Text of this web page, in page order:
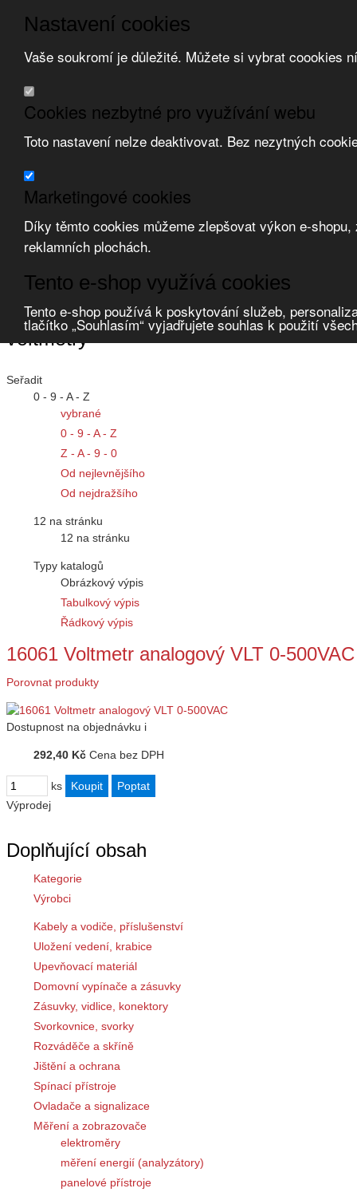
Nastavení cookies
Vaše soukromí je důležité. Můžete si vybrat coookies
Cookies nezbytné pro využívání webu
Toto nastavení nelze deaktivovat. Bez nezytných
Marketingové cookies
Díky těmto cookies můžeme zlepšovat výkon e-
reklamních plochách.
Tento e-shop využívá cookies
Tento e-shop používá k poskytování služeb,
tlačítko „Souhlasím“ vyjadřujete souhlas k použití
Přeskočit na hlavní obsah Přeskočit na doplňující obsah
Obchodní podmínky
Registrace
Zvolte měnu:
Přihlásit uživatele
Úvod Měření a zobrazovače panelové přístroje voltmetry
voltmetry
Seřadit
0 - 9 - A - Z
vybrané
0 - 9 - A - Z
Z - A - 9 - 0
Od nejlevnějšího
Od nejdražšího
12 na stránku
12 na stránku
Typy katalogů
Obrázkový výpis
Tabulkový výpis
Řádkový výpis
16061 Voltmetr analogový VLT 0-500VAC
Porovnat produkty
Dostupnost na objednávku i
292,40 Kč Cena bez DPH
ks
Výprodej
Doplňující obsah
Kategorie
Výrobci
Kabely a vodiče, příslušenství
Uložení vedení, krabice
Upevňovací materiál
Domovní vypínače a zásuvky
Zásuvky, vidlice, konektory
Svorkovnice, svorky
Rozváděče a skříně
Jištění a ochrana
Spínací přístroje
Ovladače a signalizace
Měření a zobrazovače
elektroměry
měření energií (analyzátory)
panelové přístroje